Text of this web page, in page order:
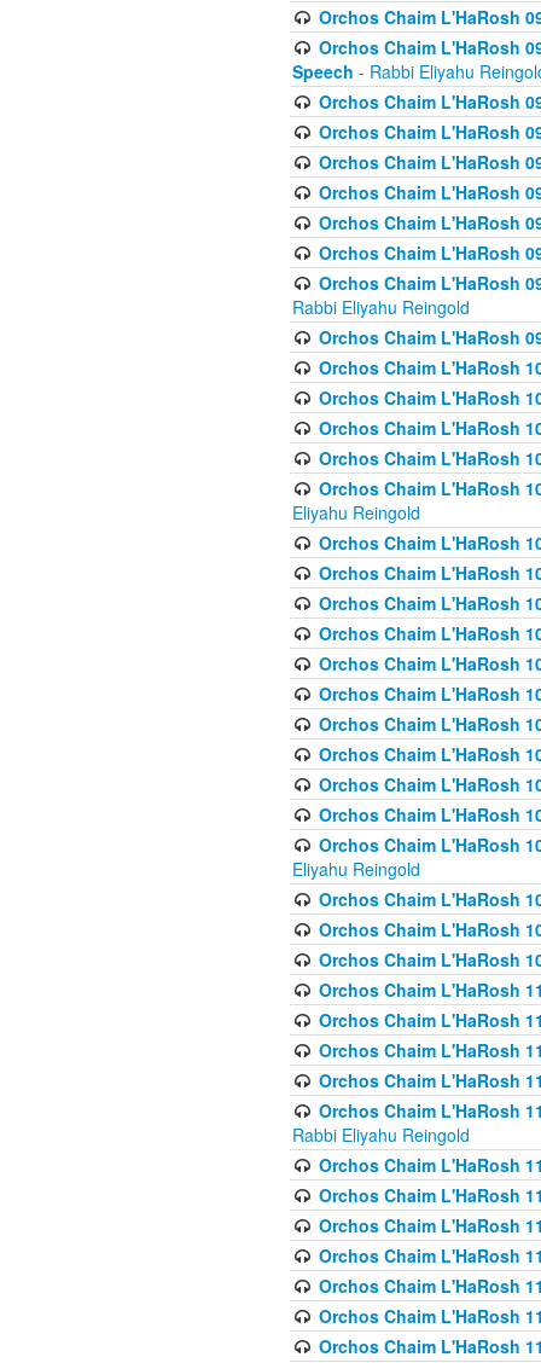
Orchos Chaim L'HaRosh
Orchos Chaim L'HaRosh
Speech - Rabbi Eliyahu
Orchos Chaim L'HaRosh
Orchos Chaim L'HaRosh
Orchos Chaim L'HaRosh
Orchos Chaim L'HaRosh
Orchos Chaim L'HaRosh
Orchos Chaim L'HaRosh
Orchos Chaim L'HaRosh
Rabbi Eliyahu Reingold
Orchos Chaim L'HaRosh
Orchos Chaim L'HaRosh
Orchos Chaim L'HaRosh
Orchos Chaim L'HaRosh
Orchos Chaim L'HaRosh
Orchos Chaim L'HaRosh
Eliyahu Reingold
Orchos Chaim L'HaRosh
Orchos Chaim L'HaRosh
Orchos Chaim L'HaRosh
Orchos Chaim L'HaRosh
Orchos Chaim L'HaRosh
Orchos Chaim L'HaRosh
Orchos Chaim L'HaRosh
Orchos Chaim L'HaRosh
Orchos Chaim L'HaRosh
Orchos Chaim L'HaRosh
Orchos Chaim L'HaRosh
Eliyahu Reingold
Orchos Chaim L'HaRosh
Orchos Chaim L'HaRosh
Orchos Chaim L'HaRosh
Orchos Chaim L'HaRosh
Orchos Chaim L'HaRosh
Orchos Chaim L'HaRosh
Orchos Chaim L'HaRosh
Orchos Chaim L'HaRosh
Rabbi Eliyahu Reingold
Orchos Chaim L'HaRosh
Orchos Chaim L'HaRosh
Orchos Chaim L'HaRosh
Orchos Chaim L'HaRosh
Orchos Chaim L'HaRosh
Orchos Chaim L'HaRosh
Orchos Chaim L'HaRosh